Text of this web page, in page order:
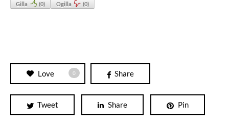
Gilla (0) Ogilla (0)
Love 0 Share
Tweet Share Pin